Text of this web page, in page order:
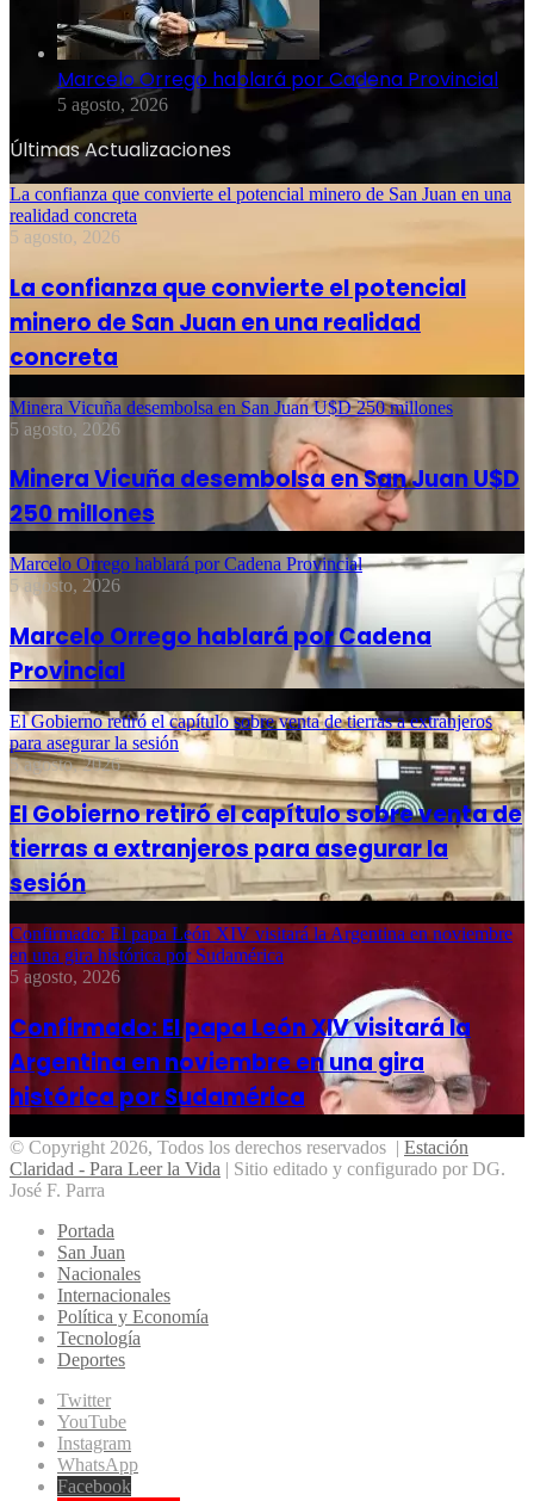
Marcelo Orrego hablará por Cadena Provincial
5 agosto, 2026
Últimas Actualizaciones
La confianza que convierte el potencial minero de San Juan en una
realidad concreta
5 agosto, 2026
La confianza que convierte el potencial
minero de San Juan en una realidad
concreta
Minera Vicuña desembolsa en San Juan U$D 250 millones
5 agosto, 2026
Minera Vicuña desembolsa en San Juan U$D
250 millones
Marcelo Orrego hablará por Cadena Provincial
5 agosto, 2026
Marcelo Orrego hablará por Cadena
Provincial
El Gobierno retiró el capítulo sobre venta de tierras a extranjeros
para asegurar la sesión
5 agosto, 2026
El Gobierno retiró el capítulo sobre venta de
tierras a extranjeros para asegurar la
sesión
Confirmado: El papa León XIV visitará la Argentina en noviembre
en una gira histórica por Sudamérica
5 agosto, 2026
Confirmado: El papa León XIV visitará la
Argentina en noviembre en una gira
histórica por Sudamérica
© Copyright 2026, Todos los derechos reservados | Estación
Claridad - Para Leer la Vida | Sitio editado y configurado por DG.
José F. Parra
Portada
San Juan
Nacionales
Internacionales
Política y Economía
Tecnología
Deportes
Twitter
YouTube
Instagram
WhatsApp
Facebook